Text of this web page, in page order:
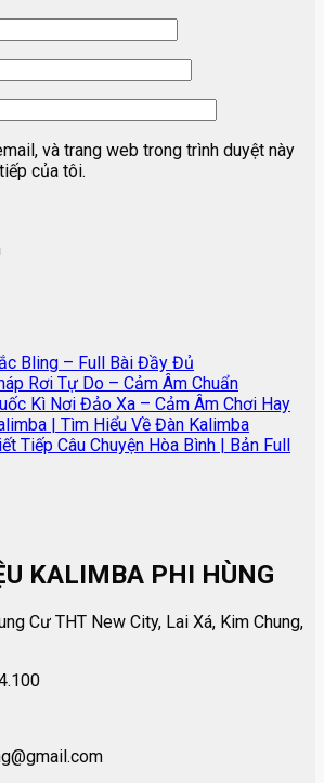
và trang web trong trình duyệt này
của tôi.
Bling – Full Bài Đầy Đủ
Rơi Tự Do – Cảm Âm Chuẩn
Kì Nơi Đảo Xa – Cảm Âm Chơi Hay
| Tìm Hiểu Về Đàn Kalimba
Tiếp Câu Chuyện Hòa Bình | Bản Full
KALIMBA PHI HÙNG
Cư THT New City, Lai Xá, Kim Chung,